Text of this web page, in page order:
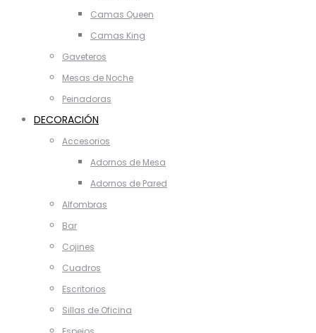
Camas Queen
Camas King
Gaveteros
Mesas de Noche
Peinadoras
DECORACIÓN
Accesorios
Adornos de Mesa
Adornos de Pared
Alfombras
Bar
Cojines
Cuadros
Escritorios
Sillas de Oficina